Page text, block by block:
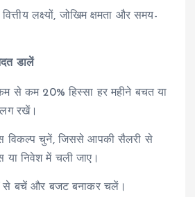
लक्ष्यों, जोखिम क्षमता और समय-
डालें
से कम 20% हिस्सा हर महीने बचत या
रखें।
विकल्प चुनें, जिससे आपकी सैलरी से
या निवेश में चली जाए।
से बचें और बजट बनाकर चलें।